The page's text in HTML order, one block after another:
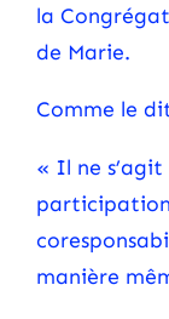
la
de Marie.
Comme le
« Il ne s’agit
participation
manière